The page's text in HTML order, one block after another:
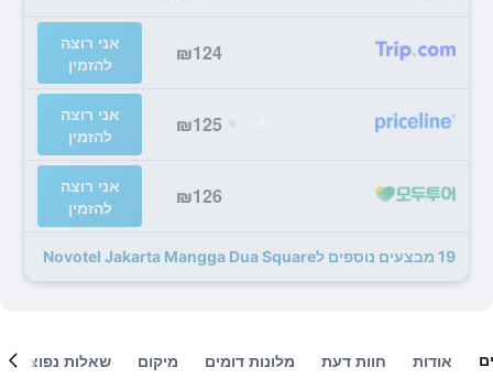
₪124
אני רוצה
להזמין
₪125
אני רוצה
להזמין
₪126
אני רוצה
להזמין
19 מבצעים נוספים לNovotel Jakarta Mangga Dua Square
אודות חוות דעת מלונות דומים מיקום שאלות נפוצות